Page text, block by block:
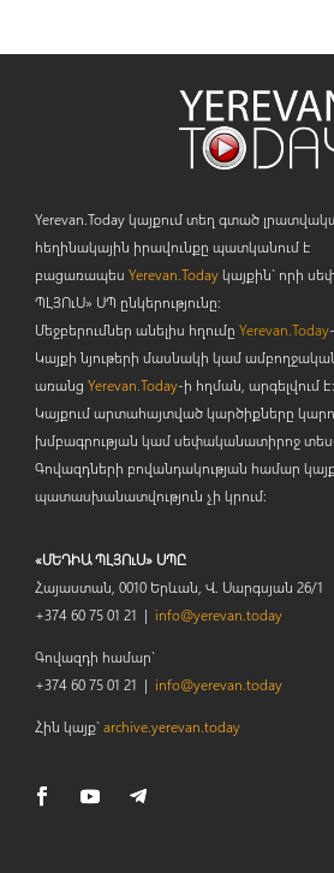
Yerevan.Today կայքում տեղ գտած
հեղինակային իրավունքը պատկանում է
բացառապես Yerevan.Todayկայքին` որի
ՊԼՅՈւՍ» ՍՊ ընկերությունը։
Մեջբերումներ անելիս հղումը Yerevan.Today
Կայքի նյութերի մասնակի կամ
առանց Yerevan.Today-ի հղման, արգելվում է:
Կայքում արտահայտված կարծիքները
խմբագրության կամ սեփականատիրոջ
Գովազդների բովանդակության համար
պատասխանատվություն չի կրում:
«ՄԵԴԻԱ ՊԼՅՈւՍ» ՍՊԸ
Հայաստան, 0010 Երևան, Վ. Սարգսյան 26/1
+374 60 75 01 21 | info@yerevan.today
Գովազդի համար`
+374 60 75 01 21 | info@yerevan.today
Հին կայք`archive.yerevan.today